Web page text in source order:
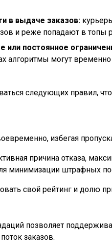
в выдаче заказов:
и реже попадают в топы
постоянное
алгоритмы могут
следующих правил,
избегая
причина отказа,
минимизации штрафных
свой рейтинг и долю
позволяет
заказов.